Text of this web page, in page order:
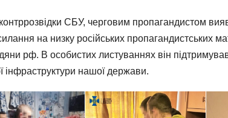
СБУ, черговим пропагандистом
на низку російських пропагандистських
рф. В особистих листуваннях він підтримував
інфраструктури нашої держави.